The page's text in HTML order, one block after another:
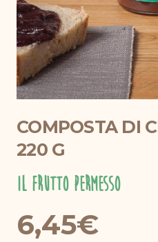
COMPOSTA DI
220 G
Il Frutto Permesso
6,45€